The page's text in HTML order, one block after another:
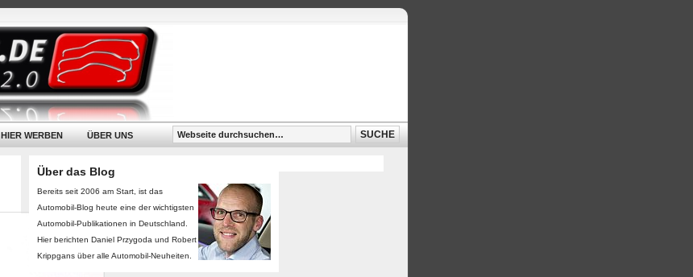
HIER WERBEN ÜBER UNS
Über das Blog
Bereits seit 2006 am Start, ist das
Automobil-Blog heute eine der wichtigsten
Automobil-Publikationen in Deutschland.
Hier berichten Daniel Przygoda und Robert
Krippgans über alle Automobil-Neuheiten.